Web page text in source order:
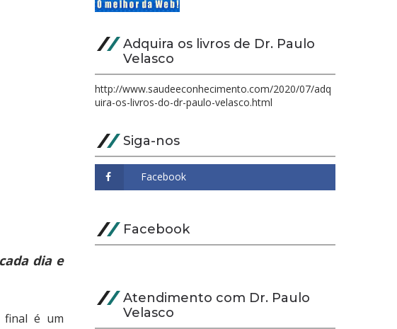
dia e
final é um
Adquira os livros de Dr. Paulo
Velasco
http://www.saudeeconhecimento.com/2020/07/adq
uira-os-livros-do-dr-paulo-velasco.html
Siga-nos
Facebook
Atendimento com Dr. Paulo
Velasco